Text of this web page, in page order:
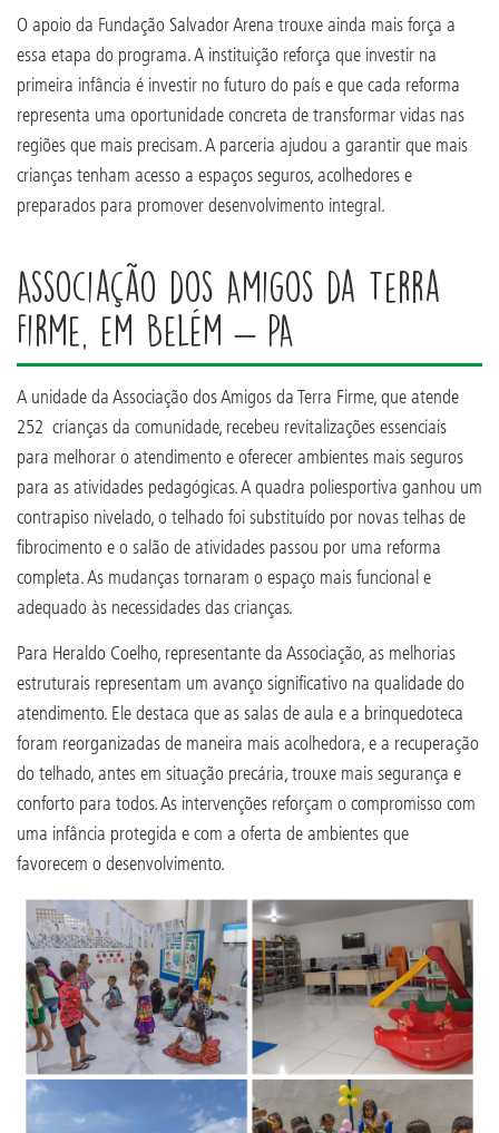
O apoio da Fundação Salvador Arena trouxe ainda mais força a
essa etapa do programa. A instituição reforça que investir na
primeira infância é investir no futuro do país e que cada reforma
representa uma oportunidade concreta de transformar vidas nas
regiões que mais precisam. A parceria ajudou a garantir que mais
crianças tenham acesso a espaços seguros, acolhedores e
preparados para promover desenvolvimento integral.
Associação dos Amigos da Terra
Firme, em Belém – PA
A unidade da Associação dos Amigos da Terra Firme, que atende
252 crianças da comunidade, recebeu revitalizações essenciais
para melhorar o atendimento e oferecer ambientes mais seguros
para as atividades pedagógicas. A quadra poliesportiva ganhou um
contrapiso nivelado, o telhado foi substituído por novas telhas de
fibrocimento e o salão de atividades passou por uma reforma
completa. As mudanças tornaram o espaço mais funcional e
adequado às necessidades das crianças.
Para Heraldo Coelho, representante da Associação, as melhorias
estruturais representam um avanço significativo na qualidade do
atendimento. Ele destaca que as salas de aula e a brinquedoteca
foram reorganizadas de maneira mais acolhedora, e a recuperação
do telhado, antes em situação precária, trouxe mais segurança e
conforto para todos. As intervenções reforçam o compromisso com
uma infância protegida e com a oferta de ambientes que
favorecem o desenvolvimento.